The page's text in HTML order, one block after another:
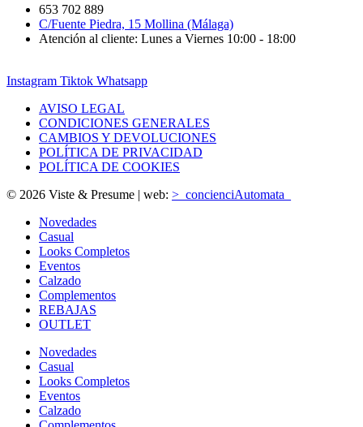
653 702 889
C/Fuente Piedra, 15 Mollina (Málaga)
Atención al cliente: Lunes a Viernes 10:00 - 18:00
Instagram Tiktok Whatsapp
AVISO LEGAL
CONDICIONES GENERALES
CAMBIOS Y DEVOLUCIONES
POLÍTICA DE PRIVACIDAD
POLÍTICA DE COOKIES
© 2026 Viste & Presume | web: >_concienciAutomata_
Novedades
Casual
Looks Completos
Eventos
Calzado
Complementos
REBAJAS
OUTLET
Novedades
Casual
Looks Completos
Eventos
Calzado